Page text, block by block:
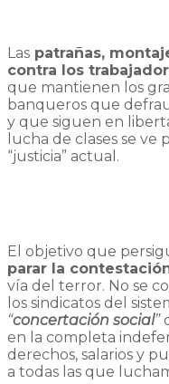
Las patrañas,
contra los
que mantienen los
banqueros que
y que siguen en
lucha de clases se
“justicia” actual.
El objetivo que
parar la
vía del terror. No se
los sindicatos del
“concertación social”
en la completa
derechos, salarios y
a todas las que